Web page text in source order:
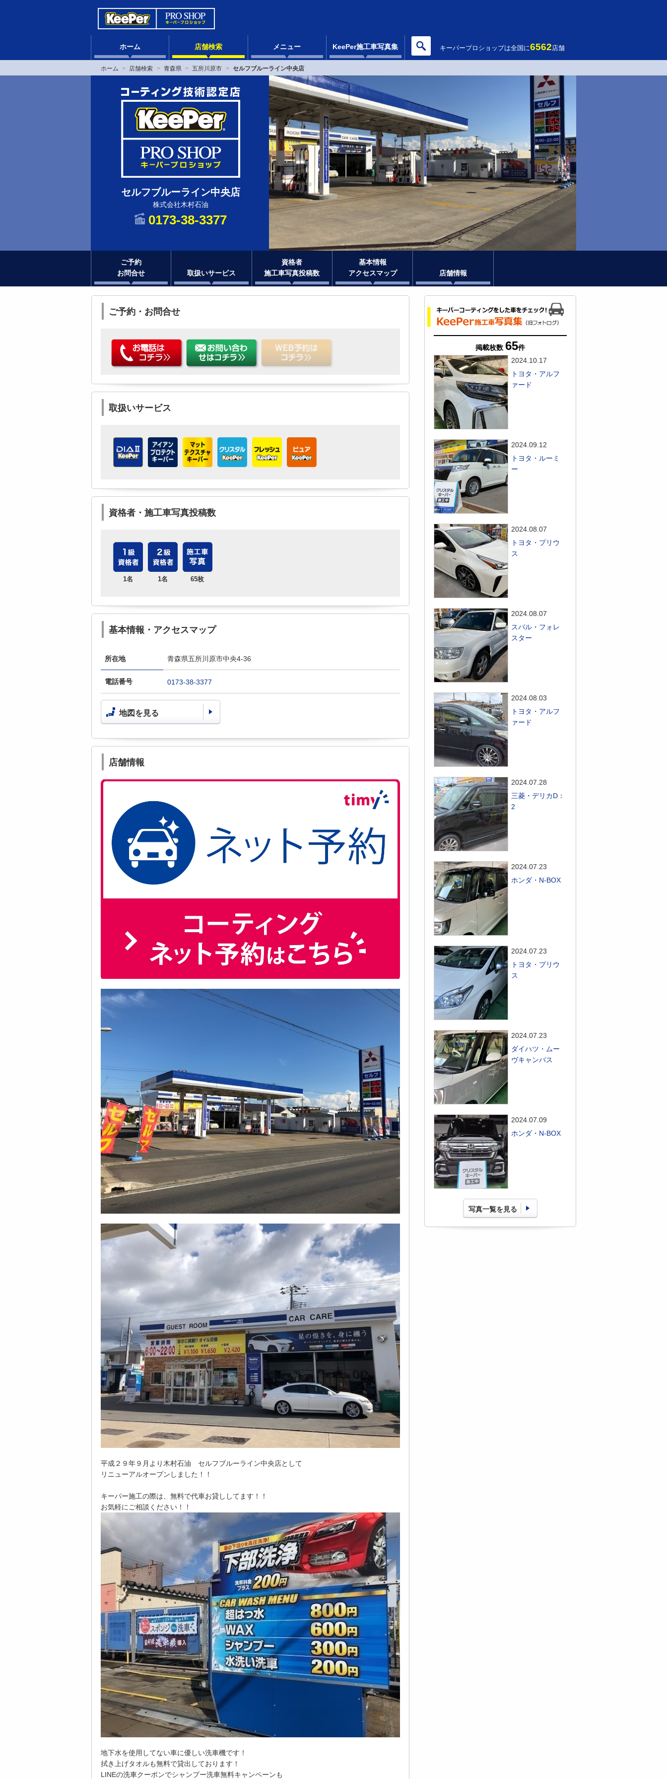
ホーム 店舗検索 メニュー KeePer施工車写真集 キーパープロショップは全国に6562店舗
ホーム 店舗検索 青森県 五所川原市 セルフブルーライン中央店
セルフブルーライン中央店
株式会社木村石油
0173-38-3377
ご予約
お問合せ
取扱いサービス
資格者
施工車写真投稿数
基本情報
アクセスマップ
店舗情報
ご予約・お問合せ
取扱いサービス
資格者・施工車写真投稿数
1名 1名 65枚
基本情報・アクセスマップ
所在地 青森県五所川原市中央4-36
電話番号 0173-38-3377
地図を見る
店舗情報
平成２９年９月より木村石油 セルフブルーライン中央店として
リニューアルオープンしました！！
キーパー施工の際は、無料で代車お貸ししてます！！
お気軽にご相談ください！！
地下水を使用してない車に優しい洗車機です！
拭き上げタオルも無料で貸出しております！
LINEの洗車クーポンでシャンプー洗車無料キャンペーンも
掲載枚数65件
2024.10.17
トヨタ・アルフ
ァード
2024.09.12
トヨタ・ルーミ
ー
2024.08.07
トヨタ・プリウ
ス
2024.08.07
スバル・フォレ
スター
2024.08.03
トヨタ・アルフ
ァード
2024.07.28
三菱・デリカD：
2
2024.07.23
ホンダ・N-BOX
2024.07.23
トヨタ・プリウ
ス
2024.07.23
ダイハツ・ムー
ヴキャンバス
2024.07.09
ホンダ・N-BOX
写真一覧を見る